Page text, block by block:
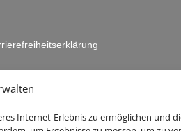
Internet-Erlebnis zu ermöglichen und